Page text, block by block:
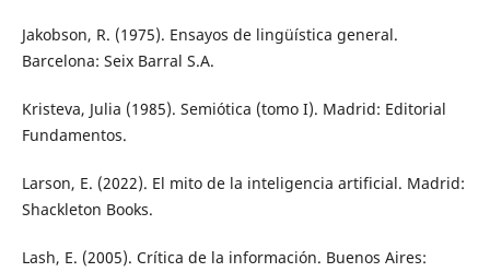
Jakobson, R. (1975). Ensayos de lingüística general.
Barcelona: Seix Barral S.A.
Kristeva, Julia (1985). Semiótica (tomo I). Madrid: Editorial
Fundamentos.
Larson, E. (2022). El mito de la inteligencia artificial. Madrid:
Shackleton Books.
Lash, E. (2005). Crítica de la información. Buenos Aires: